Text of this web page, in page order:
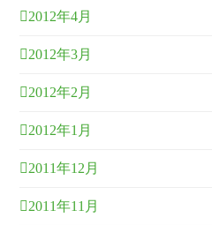
2012年4月
2012年3月
2012年2月
2012年1月
2011年12月
2011年11月